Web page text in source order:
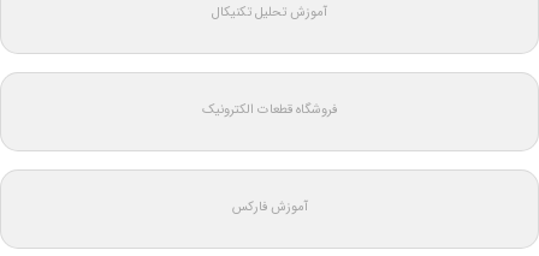
آموزش تحلیل تکنیکال
فروشگاه قطعات الکترونیک
آموزش فارکس